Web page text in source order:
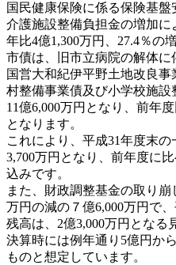
国民健康保険に係る保険基
介護施設整備負担金の増加に
年比4億1,300万円、27.4％の
市債は、旧市立病院の解体に
国営大和紀伊平野土地改良
村整備事業債及び小学校施設
11億6,000万円となり、前年
となります。
これにより、平成31年度末
3,700万円となり、前年度に
込みです。
また、財政調整基金の取り
万円の減の７億6,000万円で
残高は、2億3,000万円となる
決算時には例年通り5億円か
ものと想定しています。